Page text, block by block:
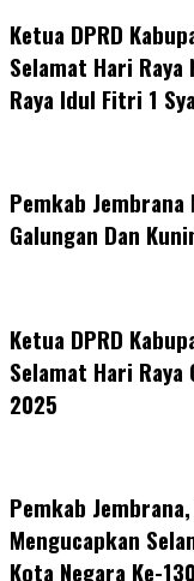
Ketua DPRD
Selamat Hari Raya
Raya Idul Fitri 1
Pemkab Jembrana
Galungan Dan
Ketua DPRD
Selamat Hari Raya
2025
Pemkab
Mengucapkan
Kota Negara Ke-